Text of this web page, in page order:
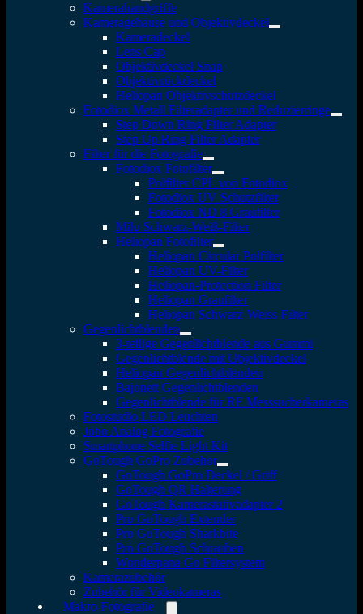
Kamerahandgriffe
Kameragehäuse und Objektivdeckel
Kameradeckel
Lens Cap
Objektivdeckel Snap
Objektivrückdeckel
Heliopan Objektivschutzdeckel
Fotodiox Metall Filteradapter und Reduzierringe
Step Down Ring Filter Adapter
Step Up Ring Filter Adapter
Filter für die Fotografie
Fotodiox Fotofilter
Polfilter CPL von Fotodiox
Fotodiox UV Schutzfilter
Fotodiox ND 8 Graufilter
Milo Schwarz-Weiß-Filter
Heliopan Fotofilter
Heliopan Circular Polfilter
Heliopan UV-Filter
Heliopan-Protection Filter
Heliopan Graufilter
Heliopan Schwarz-Weiss-Filter
Gegenlichtblenden
3-teilige Gegenlichtblende aus Gummi
Gegenlichtblende mit Objektivdeckel
Heliopan Gegenlichtblenden
Bajonett Gegenlichtblenden
Gegenlichtblende für RF Messsucherkameras
Fotostudio LED Leuchten
Jobo Analog Fotografie
Smartphone Selfie Light Kit
GoTough GoPro Zubehör
GoTough GoPro Deckel / Griff
GoTough QR Halterung
GoTough Kamerastativadapter 2
Pro GoTough Extender
Pro GoTough Sharkbite
Pro GoTough Schrauben
Wonderpana Go Filtersystem
Kamerazubehör
Zubehör für Videokameras
Makro-Fotografie